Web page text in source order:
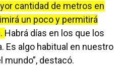
cantidad de metros en
un poco y permitirá
Habrá días en los que los
Es algo habitual en nuestro
mundo”, destacó.